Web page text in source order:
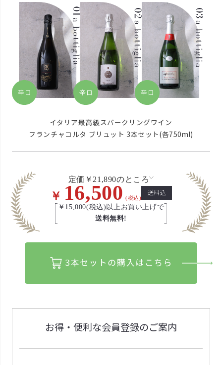
イタリア最高級スパークリングワイン
フランチャコルタ ブリュット 3本セット(各750ml)
定価￥21,890のところ
￥ 16,500 (税込)
送料込
￥15,000(税込)以上お買い上げで
送料無料!
お得・便利な会員登録のご案内